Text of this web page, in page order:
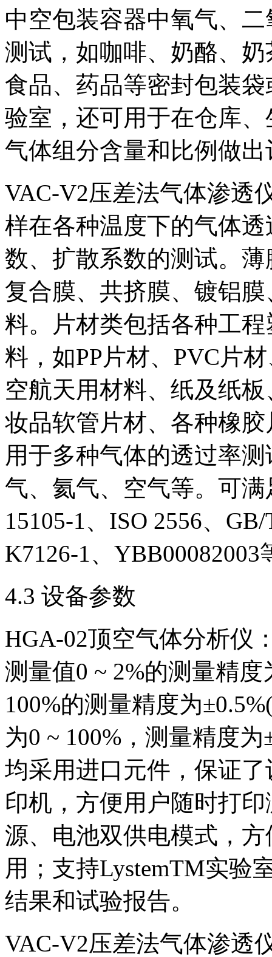
中空包装容器中氧气、
测试，如咖啡、奶酪、
食品、药品等密封包装
验室，还可用于在仓库
气体组分含量和比例做出
VAC-V2压差法气体渗透
样在各种温度下的气体
数、扩散系数的测试。
复合膜、共挤膜、镀铝
料。片材类包括各种工
料，如PP片材、PVC片
空航天用材料、纸及纸
妆品软管片材、各种橡
用于多种气体的透过率
气、氦气、空气等。可
15105-1、ISO 2556、
K7126-1、YBB00082003
4.3 设备参数
HGA-02顶空气体分析仪
测量值0 ~ 2%的测量精
100%的测量精度为
为0 ~ 100%，测量精度
均采用进口元件，保证
印机，方便用户随时打
源、电池双供电模式，
用；支持LystemTM实验
结果和试验报告。
VAC-V2压差法气体渗透